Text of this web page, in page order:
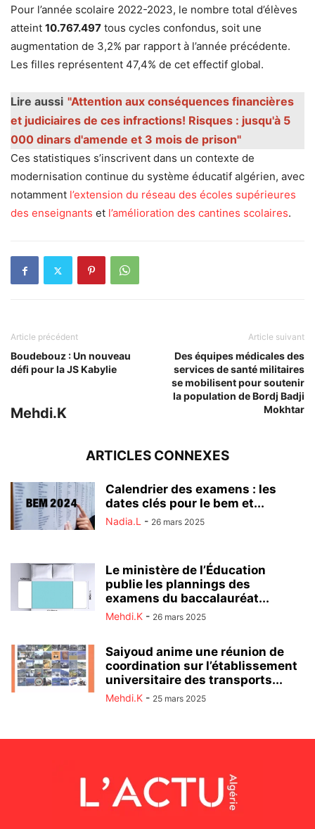
Pour l’année scolaire 2022-2023, le nombre total d’élèves
atteint 10.767.497 tous cycles confondus, soit une
augmentation de 3,2% par rapport à l’année précédente.
Les filles représentent 47,4% de cet effectif global.
Lire aussi "Attention aux conséquences financières
et judiciaires de ces infractions! Risques : jusqu'à 5
000 dinars d'amende et 3 mois de prison"
Ces statistiques s’inscrivent dans un contexte de
modernisation continue du système éducatif algérien, avec
notamment l’extension du réseau des écoles supérieures
des enseignants et l’amélioration des cantines scolaires.
Article précédent
Boudebouz : Un nouveau
défi pour la JS Kabylie
Article suivant
Des équipes médicales des
services de santé militaires
se mobilisent pour soutenir
la population de Bordj Badji
Mokhtar
Mehdi.K
ARTICLES CONNEXES
Calendrier des examens : les
dates clés pour le bem et...
Nadia.L - 26 mars 2025
Le ministère de l’Éducation
publie les plannings des
examens du baccalauréat...
Mehdi.K - 26 mars 2025
Saiyoud anime une réunion de
coordination sur l’établissement
universitaire des transports...
Mehdi.K - 25 mars 2025